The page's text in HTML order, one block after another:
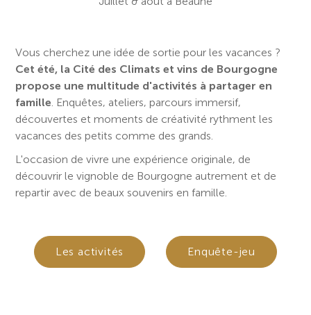
Vous cherchez une idée de sortie pour les vacances ?
Cet été, la Cité des Climats et vins de Bourgogne
propose une multitude d'activités à partager en
famille. Enquêtes, ateliers, parcours immersif,
découvertes et moments de créativité rythment les
vacances des petits comme des grands.
L'occasion de vivre une expérience originale, de
découvrir le vignoble de Bourgogne autrement et de
repartir avec de beaux souvenirs en famille.
Les activités Enquête-jeu